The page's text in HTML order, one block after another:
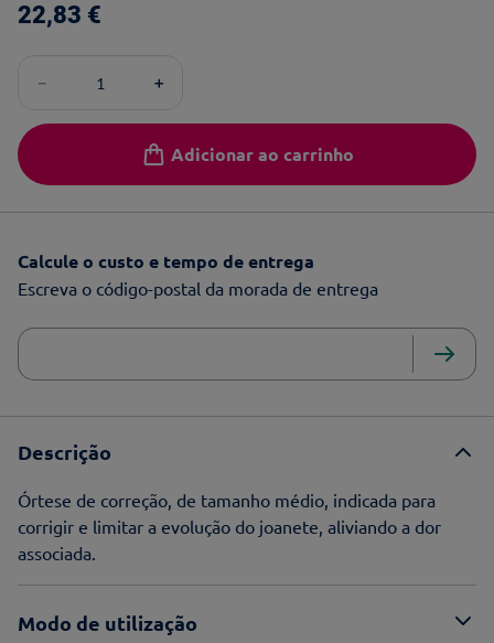
22,83 €
＋
－
Adicionar ao carrinho
Calcule o custo e tempo de entrega
Escreva o código-postal da morada de entrega
Descrição
Órtese de correção, de tamanho médio, indicada para
corrigir e limitar a evolução do joanete, aliviando a dor
associada.
Modo de utilização